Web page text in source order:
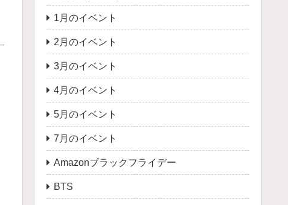
1月のイベント
2月のイベント
3月のイベント
4月のイベント
5月のイベント
7月のイベント
Amazonブラックフライデー
BTS